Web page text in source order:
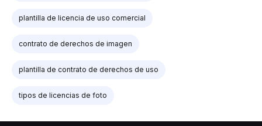
plantilla de licencia de uso comercial
contrato de derechos de imagen
plantilla de contrato de derechos de uso
tipos de licencias de foto